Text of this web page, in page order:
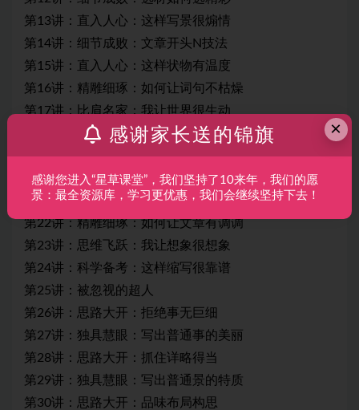
第13讲：直入人心：这样写景很煽情
第14讲：细节成败：文章开头N技法
第15讲：直入人心：这样状物有温度
第16讲：精雕细琢：如何让词句不枯燥
第17讲：比肩名家：我让世界很生动
第18讲：精雕细琢：如何让词句不枯燥
第19讲：比肩名家：我让世界很深沉
第20讲：精雕细琢：如何让文章有内涵
第21讲：比肩名家：我让世界很凄美
第22讲：精雕细琢：如何让文章有调调
第23讲：思维飞跃：我让想象很想象
第24讲：科学备考：这样缩写很靠谱
第25讲：被忽视的超人
第26讲：思路大开：拒绝事无巨细
第27讲：独具慧眼：写出普通事的美丽
第28讲：思路大开：抓住详略得当
第29讲：独具慧眼：写出普通景的特质
第30讲：思路大开：品味布局构思
×
感谢家长送的锦旗
感谢您进入“星草课堂”，我们坚持了10来年，我们的愿
景：最全资源库，学习更优惠，我们会继续坚持下去！